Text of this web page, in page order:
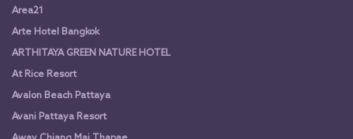
Area21
Arte Hotel Bangkok
ARTHITAYA GREEN NATURE HOTEL
At Rice Resort
Avalon Beach Pattaya
Avani Pattaya Resort